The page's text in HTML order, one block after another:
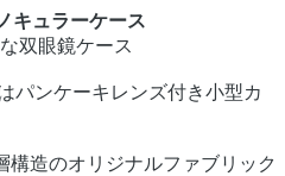
キュラーケース
双眼鏡ケース
パンケーキレンズ付き小型カ
構造のオリジナルファブリック